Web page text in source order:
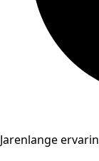
Jarenlange